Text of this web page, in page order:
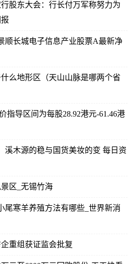
股东大会：行长付万军称努力为
顺长城电子信息产业股票A最新净
么地形区（天山山脉是哪两个省
指导区间为每股28.92港元-61.46港
溪木源的稳与国货美妆的变 每日资
区_无锡竹海
尾寒羊养殖方法有哪些_世界新消
重组获证监会批复